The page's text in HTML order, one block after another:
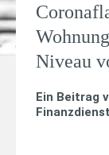
Niveau
Ein Beitrag